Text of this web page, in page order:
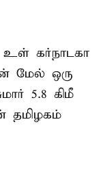
உள் கர்நாடகா
மேல் ஒரு
5.8 கிமீ
தமிழகம்